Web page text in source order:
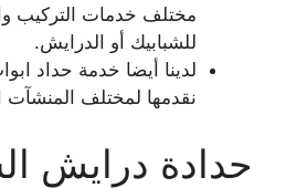
مختلف خدمات التركيب
للشبابيك أو الدرايش.
لدينا أيضا خدمة حداد
نقدمها لمختلف المنشآت
حدادة درايش